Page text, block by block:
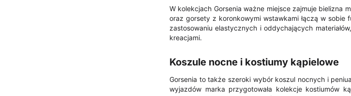
W kolekcjach Gorsenia ważne miejsce zajmuje bielizna
oraz gorsety z koronkowymi wstawkami łączą w sobie
zastosowaniu elastycznych i oddychających
kreacjami.
Koszule nocne i kostiumy kąpielowe
Gorsenia to także szeroki wybór koszul nocnych i
wyjazdów marka przygotowała kolekcje kostiumów